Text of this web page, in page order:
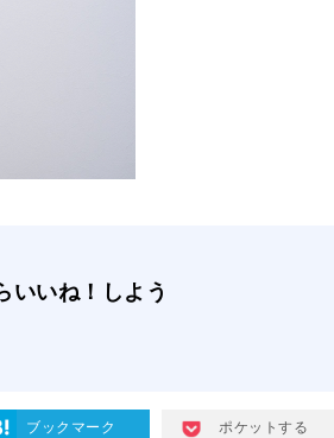
いいね！しよう
ブックマーク ポケットする